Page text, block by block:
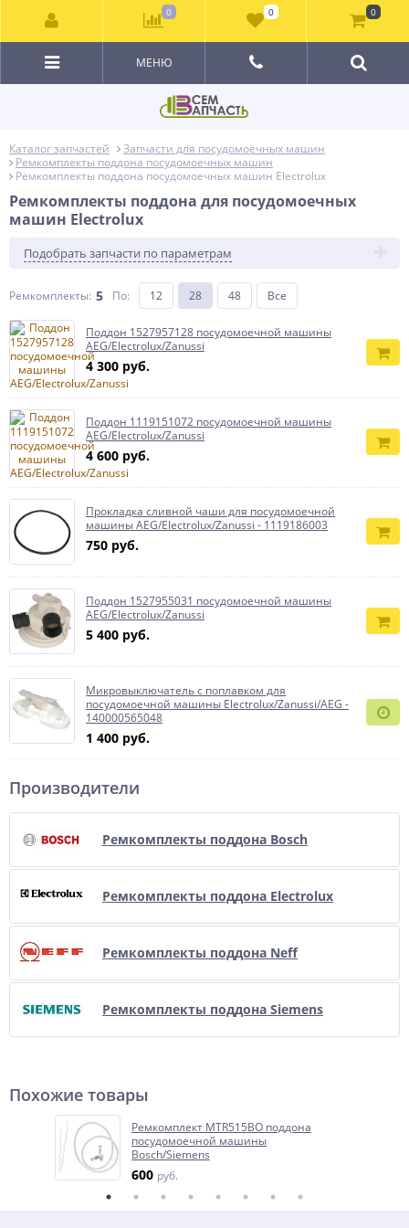
МЕНЮ
Каталог запчастей
Запчасти для посудомоечных машин
Ремкомплекты поддона посудомоечных машин
Ремкомплекты поддона посудомоечных машин Electrolux
Ремкомплекты поддона для посудомоечных
машин Electrolux
Подобрать запчасти по параметрам
Ремкомплекты: 5 По: 12 28 48 Все
Поддон 1527957128 посудомоечной машины
AEG/Electrolux/Zanussi
4 300 руб.
Поддон 1119151072 посудомоечной машины
AEG/Electrolux/Zanussi
4 600 руб.
Прокладка сливной чаши для посудомоечной
машины AEG/Electrolux/Zanussi - 1119186003
750 руб.
Поддон 1527955031 посудомоечной машины
AEG/Electrolux/Zanussi
5 400 руб.
Микровыключатель с поплавком для
посудомоечной машины Electrolux/Zanussi/AEG -
140000565048
1 400 руб.
Производители
Ремкомплекты поддона Bosch
Ремкомплекты поддона Electrolux
Ремкомплекты поддона Neff
Ремкомплекты поддона Siemens
Похожие товары
Ремкомплект MTR515BO поддона
посудомоечной машины
Bosch/Siemens
600 руб.
0 0 0